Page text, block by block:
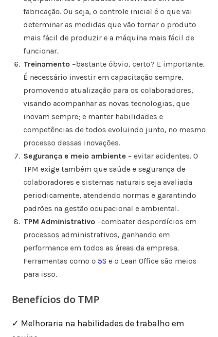
fabricação. Ou seja, o controle inicial é o que vai
determinar as medidas que vão tornar o produto
mais fácil de produzir e a máquina mais fácil de
funcionar.
Treinamento –bastante óbvio, certo? E importante.
É necessário investir em capacitação sempre,
promovendo atualização para os colaboradores,
visando acompanhar as novas tecnologias, que
inovam sempre; e manter habilidades e
competências de todos evoluindo junto, no mesmo
processo dessas inovações.
Segurança e meio ambiente – evitar acidentes. O
TPM exige também que saúde e segurança de
colaboradores e sistemas naturais seja avaliada
periodicamente, atendendo normas e garantindo
padrões na gestão ocupacional e ambiental.
TPM Administrativo –combater desperdícios em
processos administrativos, ganhando em
performance em todos as áreas da empresa.
Ferramentas como o 5S e o Lean Office são meios
para isso.
Benefícios do TMP
✓ Melhoraria na habilidades de trabalho em